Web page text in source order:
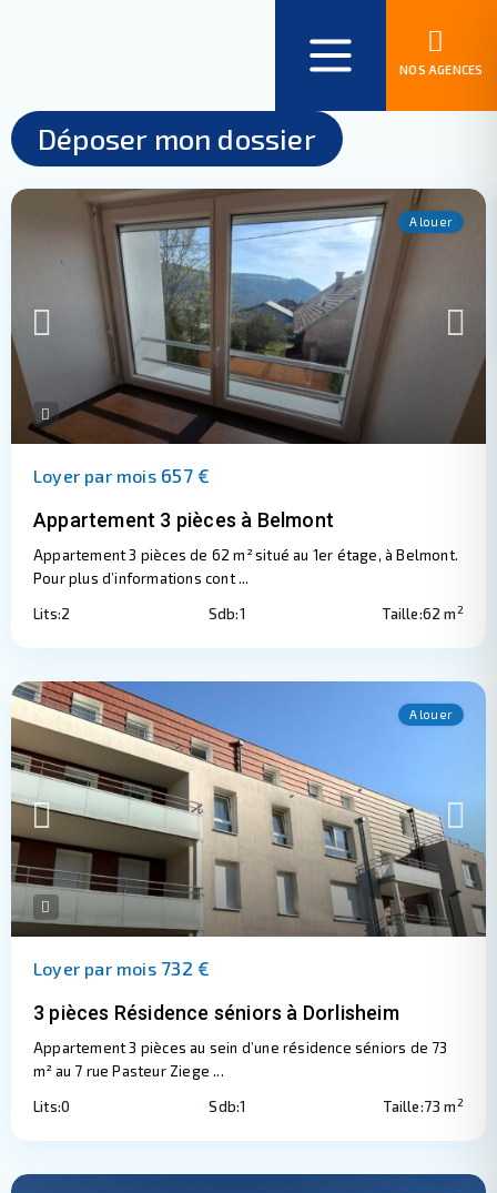
NOS AGENCES
Déposer mon dossier
A louer
Loyer par mois657 €
Appartement 3 pièces à Belmont
Appartement 3 pièces de 62 m² situé au 1er étage, à Belmont.
Pour plus d’informations cont...
Lits:2 Sdb:1 Taille:62 m2
A louer
Loyer par mois732 €
3 pièces Résidence séniors à Dorlisheim
Appartement 3 pièces au sein d’une résidence séniors de 73
m² au 7 rue Pasteur Ziege...
Lits:0 Sdb:1 Taille:73 m2